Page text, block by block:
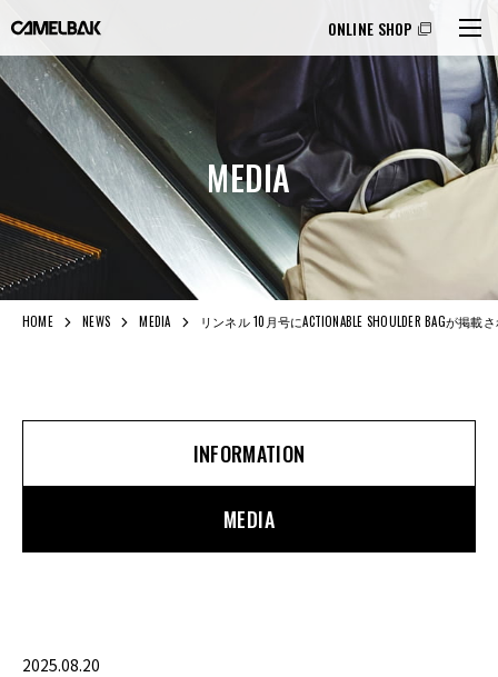
ONLINE SHOP
MEDIA
HOME NEWS MEDIA リンネル 10月号にACTIONABLE SHOULDER BAGが掲載
INFORMATION
MEDIA
2025.08.20